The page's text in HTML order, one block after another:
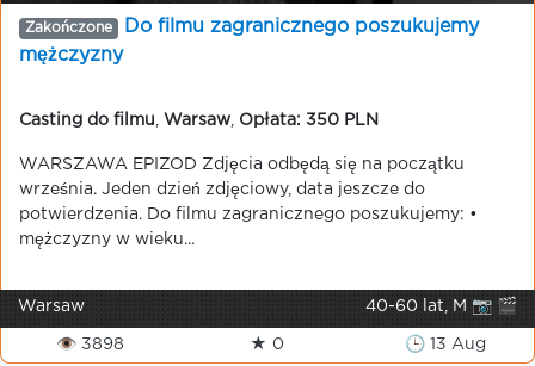
Zakończone
Do filmu zagranicznego poszukujemy
mężczyzny
Casting do filmu Warsaw Opłata: 350 PLN
WARSZAWA EPIZOD Zdjęcia odbędą się na początku
września. Jeden dzień zdjęciowy, data jeszcze do
potwierdzenia. Do filmu zagranicznego poszukujemy: •
mężczyzny w wieku...
Warsaw 40-60 lat, M 📷 🎬
👁 3898 ★ 0 🕒 13 Aug